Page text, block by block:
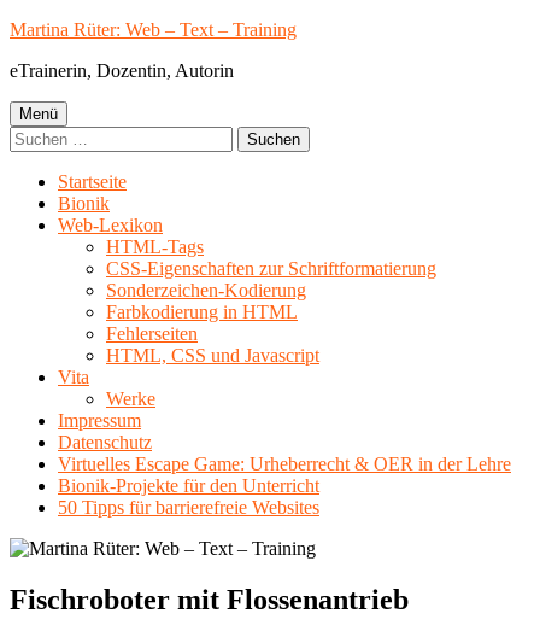
Springe
Inhalt
Martina Rüter: Web – Text – Training
eTrainerin, Dozentin, Autorin
Primäres
Menü
Menü
Suchen
nach:
Startseite
Bionik
Web-Lexikon
HTML-Tags
CSS-Eigenschaften zur Schriftformatierung
Sonderzeichen-Kodierung
Farbkodierung in HTML
Fehlerseiten
HTML, CSS und Javascript
Vita
Werke
Impressum
Datenschutz
Virtuelles Escape Game: Urheberrecht & OER in der Lehre
Bionik-Projekte für den Unterricht
50 Tipps für barrierefreie Websites
Fischroboter mit Flossenantrieb